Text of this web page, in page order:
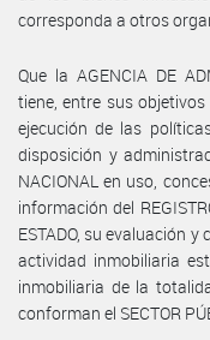
corresponda a otros
Que la AGENCIA DE
tiene, entre sus
ejecución de las
disposición y
NACIONAL en uso,
información del
ESTADO, su evaluación
actividad inmobiliaria
inmobiliaria de la
conforman el SECTOR